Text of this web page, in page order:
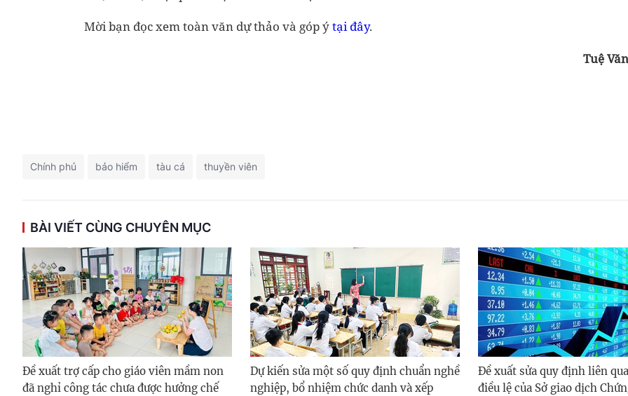
Mời bạn đọc xem toàn văn dự thảo và góp ýtại đây.
Tuệ Văn
Chính phủ bảo hiểm tàu cá thuyền viên
BÀI VIẾT CÙNG CHUYÊN MỤC
Đề xuất trợ cấp cho giáo viên mầm non
đã nghỉ công tác chưa được hưởng chế
Dự kiến sửa một số quy định chuẩn nghề
nghiệp, bổ nhiệm chức danh và xếp
Đề xuất sửa quy định liên
điều lệ của Sở giao dịch